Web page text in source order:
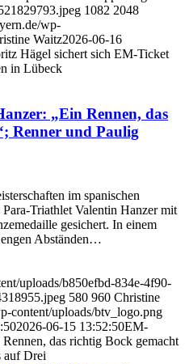
1082 2048
wp-
Waitz2026-06-16
Hägel sichert sich EM-Ticket
in Lübeck
„Ein Rennen, das
Renner und Paulig
im spanischen
Triathlet Valentin Hanzer mit
gesichert. In einem
Abständen…
uploads/b850efbd-834e-4f90-
580 960 Christine
content/uploads/btv_logo.png
2026-06-15 13:52:50EM-
das richtig Bock gemacht
auf Drei